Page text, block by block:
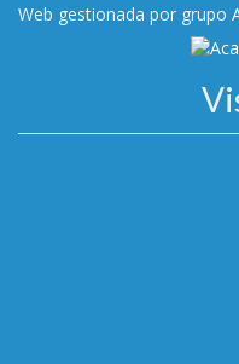
Web gestionada por grupo